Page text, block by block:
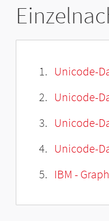
Unicode-
Unicode-
Unicode-
Unicode-
IBM -